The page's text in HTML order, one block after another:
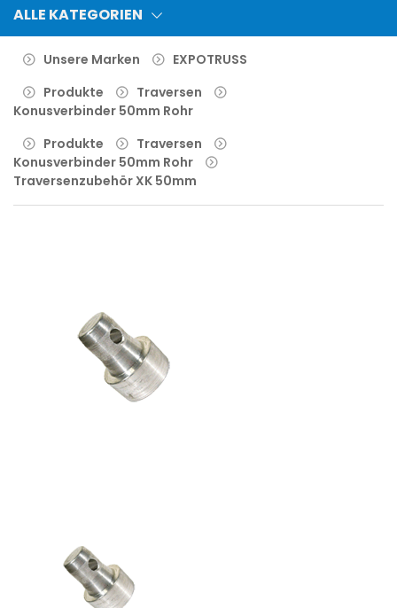
ALLE KATEGORIEN
Unsere Marken
EXPOTRUSS
Produkte
Traversen
Konusverbinder 50mm Rohr
Produkte
Traversen
Konusverbinder 50mm Rohr
Traversenzubehör XK 50mm